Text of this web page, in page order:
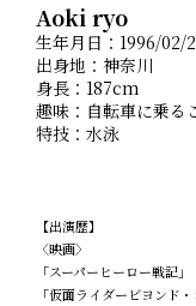
Aoki ryo
生年月日：1996/02/
出身地：神奈川
身長：187cm
趣味：自転車に乗る
特技：水泳
【出演歴】
〈映画〉
「スーパーヒーロー戦記」
「仮面ライダービヨンド